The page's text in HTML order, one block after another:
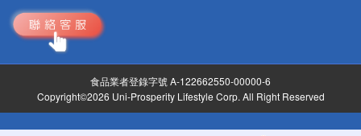
食品業者登錄字號 A-122662550-00000-6
Copyright©2026 Uni-Prosperity Lifestyle Corp. All Right Reserved